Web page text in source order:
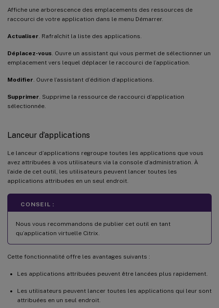
Affiche une arborescence des emplacements des ressources de
raccourci de votre application dans le menu Démarrer.
Actualiser . Rafraîchit la liste des applications.
Déplacez-vous . Ouvre un assistant qui vous permet de sélectionner un
emplacement vers lequel déplacer le raccourci de l’application.
Modifier . Ouvre l’assistant d’édition d’applications.
Supprimer . Supprime la ressource de raccourci d’application
sélectionnée.
Lanceur d’applications
Le lanceur d’applications regroupe toutes les applications que vous
avez attribuées à vos utilisateurs via la console d’administration. À
l’aide de cet outil, les utilisateurs peuvent lancer toutes les
applications attribuées en un seul endroit.
CONSEIL :
Nous vous recommandons de publier cet outil en tant
qu’application virtuelle Citrix.
Cette fonctionnalité offre les avantages suivants :
Les applications attribuées peuvent être lancées plus rapidement.
Les utilisateurs peuvent lancer toutes les applications qui leur sont
attribuées en un seul endroit.